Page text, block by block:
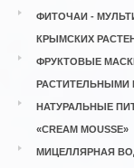
ФИТОЧАИ -
КРЫМСКИХ
ФРУКТОВЫЕ
РАСТИТЕЛЬНЫМИ
НАТУРАЛЬНЫЕ
«CREAM MOUSSE»
МИЦЕЛЛЯРНАЯ